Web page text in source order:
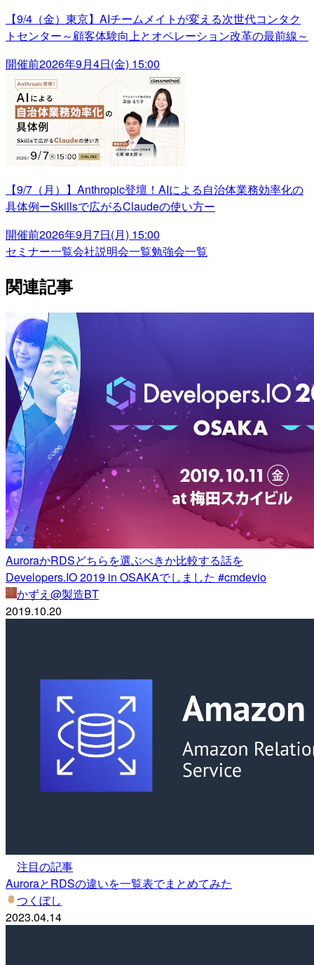
【9/4（金）東京】AIチームメイトが変える次世代コンタク
トセンター～顧客体験向上とオペレーション改革の最前線～
開催前2026年9月4日(金) 15:00
【9/7（月）】Anthropic登壇！AIによる自治体業務効率化の
具体例ーSkillsで広がるClaudeの使い方ー
開催前2026年9月7日(月) 15:00
セミナー一覧会社説明会一覧勉強会一覧
関連記事
AuroraかRDSどちらを選ぶべきか比較する話を
Developers.IO 2019 in OSAKAでしました #cmdevio
かずえ@製造BT
2019.10.20
注目の記事
AuroraとRDSの違いを一覧表でまとめてみた
つくぼし
2023.04.14